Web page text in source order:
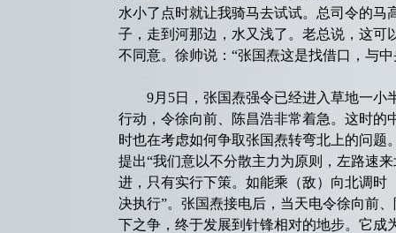
水小了点时就让我骑马去试试。总司令的
子，走到河那边，水又浅了。老总说，这可
不同意。徐帅说：“张国焘这是找借口，与
9月5日，张国焘强令已经进入草地一小
行动，令徐向前、陈昌浩非常着急。这时的
时也在考虑如何争取张国焘转弯北上的问题
提出“我们意以不分散主力为原则，左路速
进，只有实行下策。如能乘（敌）向北调时
决执行”。张国焘接电后，当天电令徐向前
下之争，终于发展到针锋相对的地步。它成